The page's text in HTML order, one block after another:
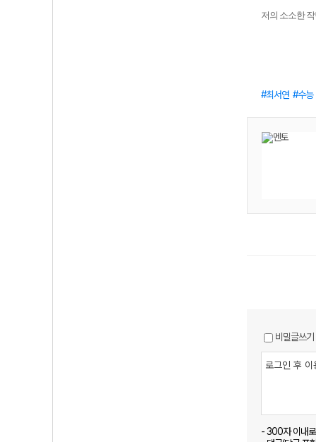
저의 소소한
최서연 수능
비밀글쓰기
- 300자 이내